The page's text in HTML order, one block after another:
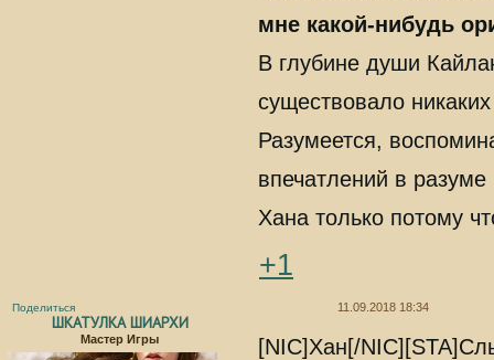
мне какой-нибудь
В глубине души
существовало
Разумеется,
впечатлений в
Хана только потому
+1
Поделиться 11.09.2018 18:34
ШКАТУЛКА ШИАРХИ
Мастер Игры
[NIC]Хан[/